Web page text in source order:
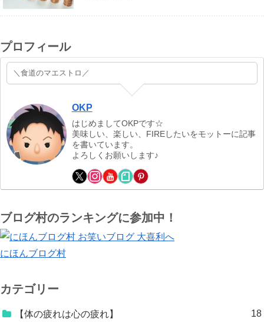
プロフィール
＼食道のマエストロ／
OKP
はじめましてOKPです☆
美味しい、楽しい、FIREしたいをモットーに記事
を書いています。
よろしくお願いします♪
ブログ村のランキングに参加中！
にほんブログ村
カテゴリー
【体の疲れは心の疲れ】 18